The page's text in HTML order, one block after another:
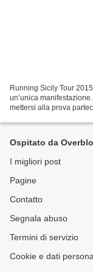
Running Sicily Tour
un’unica
mettersi alla prova
Ospitato da
I migliori post
Pagine
Contatto
Segnala abuso
Termini di servizio
Cookie e dati